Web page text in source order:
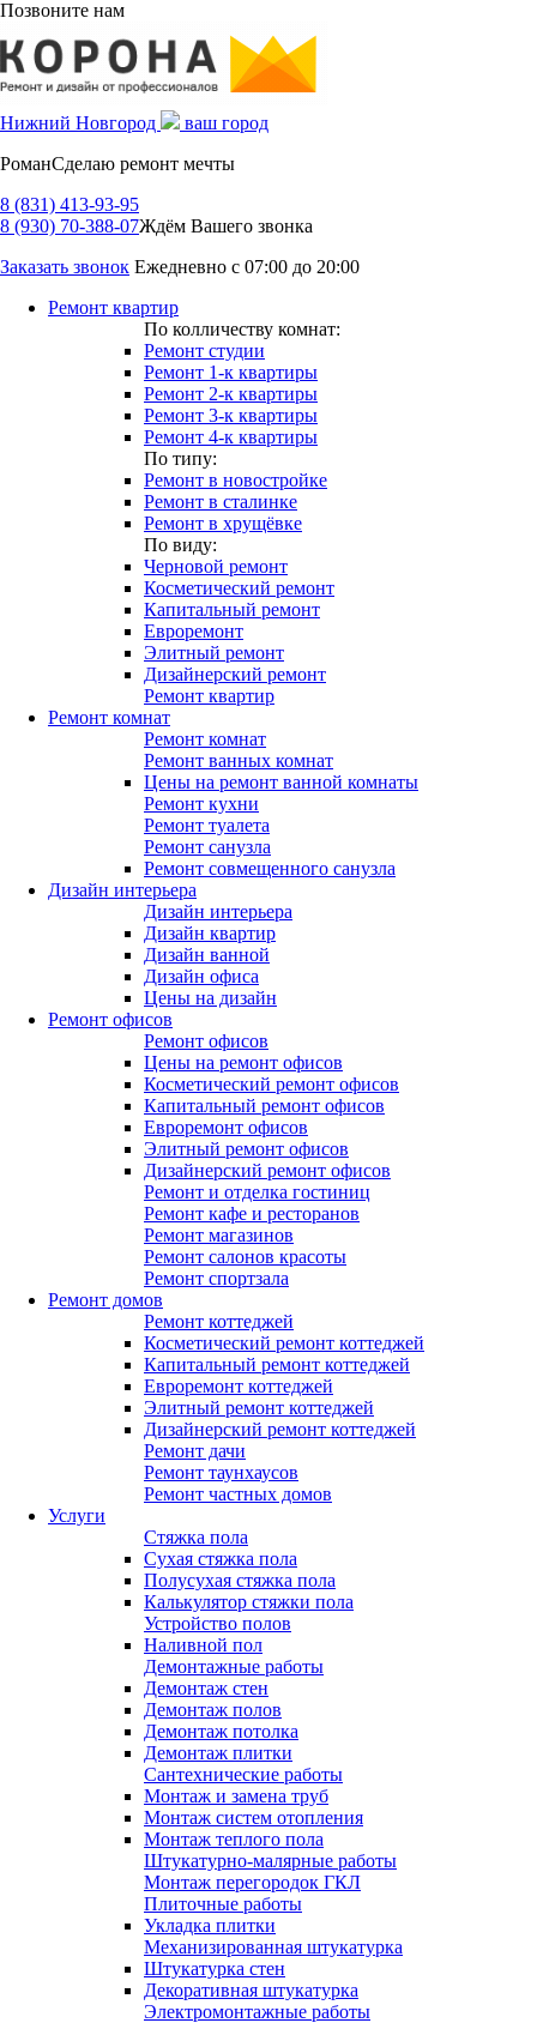
Позвоните нам
Нижний Новгород
ваш город
РоманСделаю ремонт мечты
8 (831) 413-93-95
8 (930) 70-388-07Ждём Вашего звонка
Заказать звонок Ежедневно с 07:00 до 20:00
Ремонт квартир
По колличеству комнат:
Ремонт студии
Ремонт 1-к квартиры
Ремонт 2-к квартиры
Ремонт 3-к квартиры
Ремонт 4-к квартиры
По типу:
Ремонт в новостройке
Ремонт в сталинке
Ремонт в хрущёвке
По виду:
Черновой ремонт
Косметический ремонт
Капитальный ремонт
Евроремонт
Элитный ремонт
Дизайнерский ремонт
Ремонт квартир
Ремонт комнат
Ремонт комнат
Ремонт ванных комнат
Цены на ремонт ванной комнаты
Ремонт кухни
Ремонт туалета
Ремонт санузла
Ремонт совмещенного санузла
Дизайн интерьера
Дизайн интерьера
Дизайн квартир
Дизайн ванной
Дизайн офиса
Цены на дизайн
Ремонт офисов
Ремонт офисов
Цены на ремонт офисов
Косметический ремонт офисов
Капитальный ремонт офисов
Евроремонт офисов
Элитный ремонт офисов
Дизайнерский ремонт офисов
Ремонт и отделка гостиниц
Ремонт кафе и ресторанов
Ремонт магазинов
Ремонт салонов красоты
Ремонт спортзала
Ремонт домов
Ремонт коттеджей
Косметический ремонт коттеджей
Капитальный ремонт коттеджей
Евроремонт коттеджей
Элитный ремонт коттеджей
Дизайнерский ремонт коттеджей
Ремонт дачи
Ремонт таунхаусов
Ремонт частных домов
Услуги
Стяжка пола
Сухая стяжка пола
Полусухая стяжка пола
Калькулятор стяжки пола
Устройство полов
Наливной пол
Демонтажные работы
Демонтаж стен
Демонтаж полов
Демонтаж потолка
Демонтаж плитки
Сантехнические работы
Монтаж и замена труб
Монтаж систем отопления
Монтаж теплого пола
Штукатурно-малярные работы
Монтаж перегородок ГКЛ
Плиточные работы
Укладка плитки
Механизированная штукатурка
Штукатурка стен
Декоративная штукатурка
Электромонтажные работы